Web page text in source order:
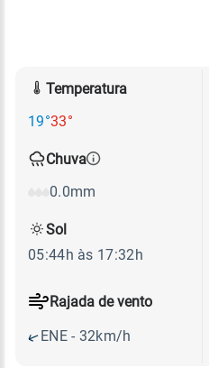
Temperatura
19°33°
Chuva
0.0mm
Rajada de vento
ENE - 32km/h
Sol
05:44h às 17:32h